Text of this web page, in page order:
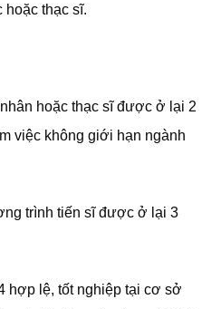
hoặc thạc sĩ.
hoặc thạc sĩ được ở lại 2
việc không giới hạn ngành
trình tiến sĩ được ở lại 3
hợp lệ, tốt nghiệp tại cơ sở